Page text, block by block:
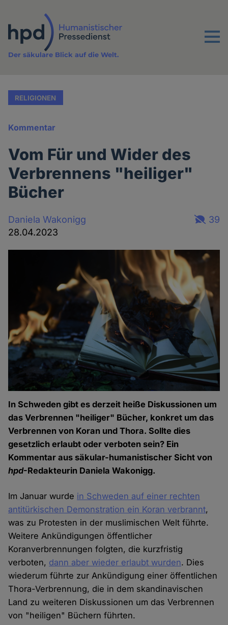
Inhalt
Menu
Der säkulare Blick auf die Welt.
RELIGIONEN
Kommentar
Vom Für und Wider des
Verbrennens "heiliger"
Bücher
Daniela Wakonigg
28.04.2023
39
In Schweden gibt es derzeit heiße Diskussionen um
das Verbrennen "heiliger" Bücher, konkret um das
Verbrennen von Koran und Thora. Sollte dies
gesetzlich erlaubt oder verboten sein? Ein
Kommentar aus säkular-humanistischer Sicht von
hpd-Redakteurin Daniela Wakonigg.
Im Januar wurde in Schweden auf einer rechten
antitürkischen Demonstration ein Koran verbrannt,
was zu Protesten in der muslimischen Welt führte.
Weitere Ankündigungen öffentlicher
Koranverbrennungen folgten, die kurzfristig
verboten, dann aber wieder erlaubt wurden. Dies
wiederum führte zur Ankündigung einer öffentlichen
Thora-Verbrennung, die in dem skandinavischen
Land zu weiteren Diskussionen um das Verbrennen
von "heiligen" Büchern führten.